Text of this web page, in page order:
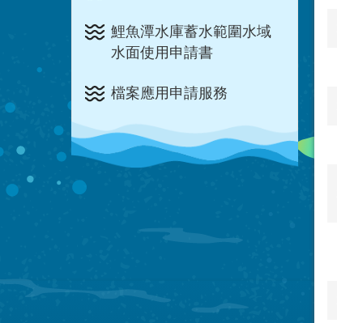
鯉魚潭水庫蓄水範圍水域
水面使用申請書
檔案應用申請服務